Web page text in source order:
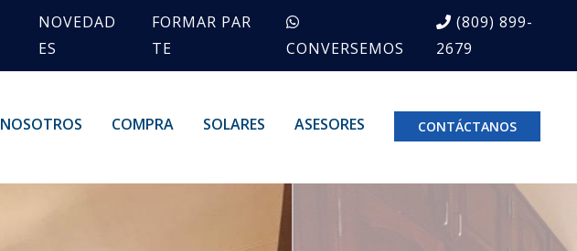
NOVEDAD
ES
FORMAR PAR
TE
CONVERSEMOS
(809) 899-
2679
NOSOTROS COMPRA SOLARES ASESORES CONTÁCTANOS